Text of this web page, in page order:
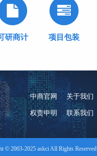
研商计 项目包装
中商官网 关于我们
权责申明 联系我们
© 2003-2025 askci All Rights Reserved